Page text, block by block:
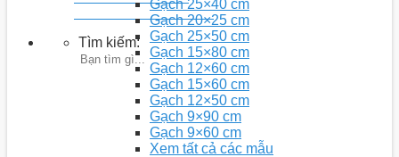
Kênh chia sẻ video kiến thức
Tìm kiếm:
Gạch 25×40 cm
Gạch 20×25 cm
Gạch 25×50 cm
Gạch 15×80 cm
Gạch 12×60 cm
Gạch 15×60 cm
Gạch 12×50 cm
Gạch 9×90 cm
Gạch 9×60 cm
Xem tất cả các mẫu